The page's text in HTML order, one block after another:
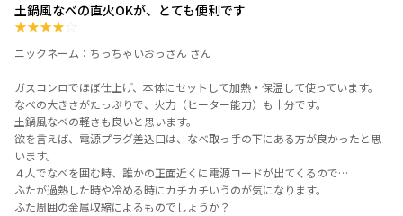
土鍋風なべの直火OKが、とても便利です
★★★★
ニックネーム：ちっちゃいおっさん さん
ガスコンロでほぼ仕上げ、本体にセットして加熱・保温して使っています。
なべの大きさがたっぷりで、火力（ヒーター能力）も十分です。
土鍋風なべの軽さも良いと思います。
欲を言えば、電源プラグ差込口は、なべ取っ手の下にある方が良かったと思
います。
４人でなべを囲む時、誰かの正面近くに電源コードが出てくるので…
ふたが過熱した時や冷める時にカチカチいうのが気になります。
ふた周囲の金属収縮によるものでしょうか？